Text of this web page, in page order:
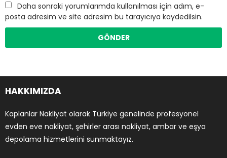
Daha sonraki yorumlarımda kullanılması için adım, e-
posta adresim ve site adresim bu tarayıcıya kaydedilsin.
HAKKIMIZDA
Kaplanlar Nakliyat olarak Türkiye genelinde profesyonel
evden eve nakliyat, şehirler arası nakliyat, ambar ve eşya
depolama hizmetlerini sunmaktayız.